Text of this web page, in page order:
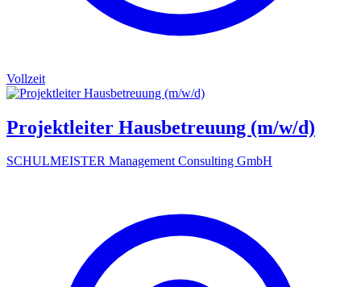
Vollzeit
Projektleiter Hausbetreuung (m/w/d)
SCHULMEISTER Management Consulting GmbH